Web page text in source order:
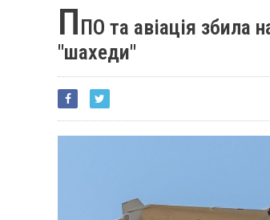
ППО та авіація збила
"шахеди"